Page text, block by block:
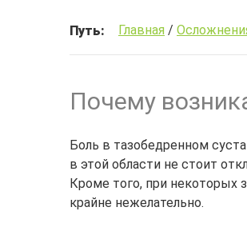
Путь: Главная /
Почему
Боль в тазобедренном
в этой области не стоит
Кроме того, при некоторых
крайне нежелательно.